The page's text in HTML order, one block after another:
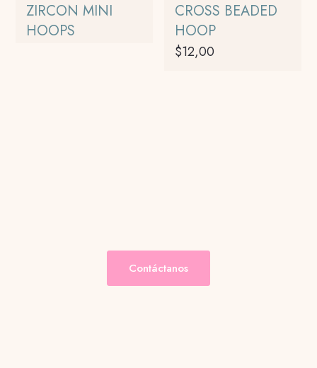
ZIRCON MINI
HOOPS
CROSS BEADED
HOOP
$12,00
en
la
página
Contáctanos